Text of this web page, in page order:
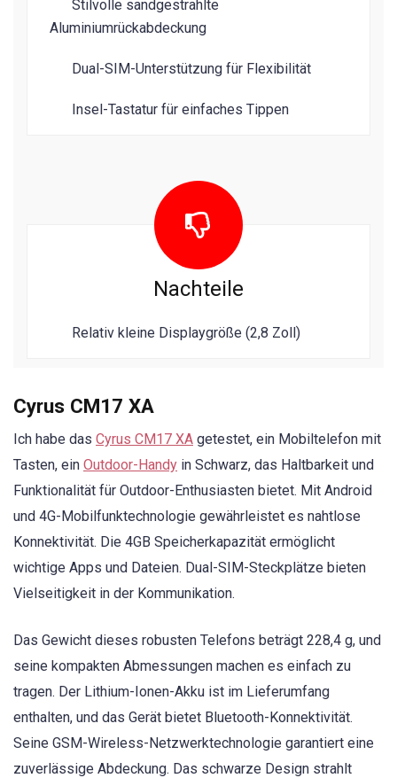
Stilvolle sandgestrahlte
Aluminiumrückabdeckung
Dual-SIM-Unterstützung für Flexibilität
Insel-Tastatur für einfaches Tippen
Nachteile
Relativ kleine Displaygröße (2,8 Zoll)
Cyrus CM17 XA
Ich habe das Cyrus CM17 XA getestet, ein Mobiltelefon mit
Tasten, ein Outdoor-Handy in Schwarz, das Haltbarkeit und
Funktionalität für Outdoor-Enthusiasten bietet. Mit Android
und 4G-Mobilfunktechnologie gewährleistet es nahtlose
Konnektivität. Die 4GB Speicherkapazität ermöglicht
wichtige Apps und Dateien. Dual-SIM-Steckplätze bieten
Vielseitigkeit in der Kommunikation.
Das Gewicht dieses robusten Telefons beträgt 228,4 g, und
seine kompakten Abmessungen machen es einfach zu
tragen. Der Lithium-Ionen-Akku ist im Lieferumfang
enthalten, und das Gerät bietet Bluetooth-Konnektivität.
Seine GSM-Wireless-Netzwerktechnologie garantiert eine
zuverlässige Abdeckung. Das schwarze Design strahlt